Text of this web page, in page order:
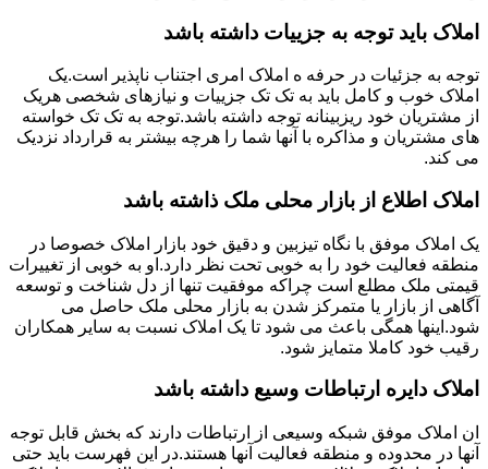
املاک باید توجه به جزییات داشته باشد
توجه به جزئیات در حرفه ه املاک امری اجتناب ناپذیر است.یک
املاک خوب و کامل باید به تک تک جزییات و نیازهای شخصی هریک
از مشتریان خود ریزبینانه توجه داشته باشد.توجه به تک تک خواسته
های مشتریان و مذاکره با آنها شما را هرچه بیشتر به قرارداد نزدیک
می کند.
املاک اطلاع از بازار محلی ملک ذاشته باشد
یک املاک موفق با نگاه تیزبین و دقیق خود بازار املاک خصوصا در
منطقه فعالیت خود را به خوبی تحت نظر دارد.او به خوبی از تغییرات
قیمتی ملک مطلع است چراکه موفقیت تنها از دل شناخت و توسعه
آگاهی از بازار یا متمرکز شدن به بازار محلی ملک حاصل می
شود.اینها همگی باعث می شود تا یک املاک نسبت به سایر همکاران
رقیب خود کاملا متمایز شود.
املاک دایره ارتباطات وسیع داشته باشد
ان املاک موفق شبکه وسیعی از ارتباطات دارند که بخش قابل توجه
آنها در محدوده و منطقه فعالیت آنها هستند.در این فهرست باید حتی